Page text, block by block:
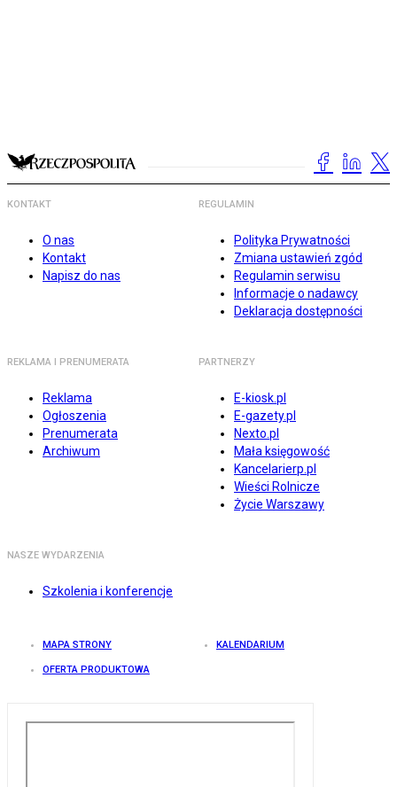
KONTAKT
O nas
Kontakt
Napisz do nas
REGULAMIN
Polityka Prywatności
Zmiana ustawień zgód
Regulamin serwisu
Informacje o nadawcy
Deklaracja dostępności
REKLAMA I PRENUMERATA
Reklama
Ogłoszenia
Prenumerata
Archiwum
PARTNERZY
E-kiosk.pl
E-gazety.pl
Nexto.pl
Mała księgowość
Kancelarierp.pl
Wieści Rolnicze
Życie Warszawy
NASZE WYDARZENIA
Szkolenia i konferencje
MAPA STRONY KALENDARIUM
OFERTA PRODUKTOWA